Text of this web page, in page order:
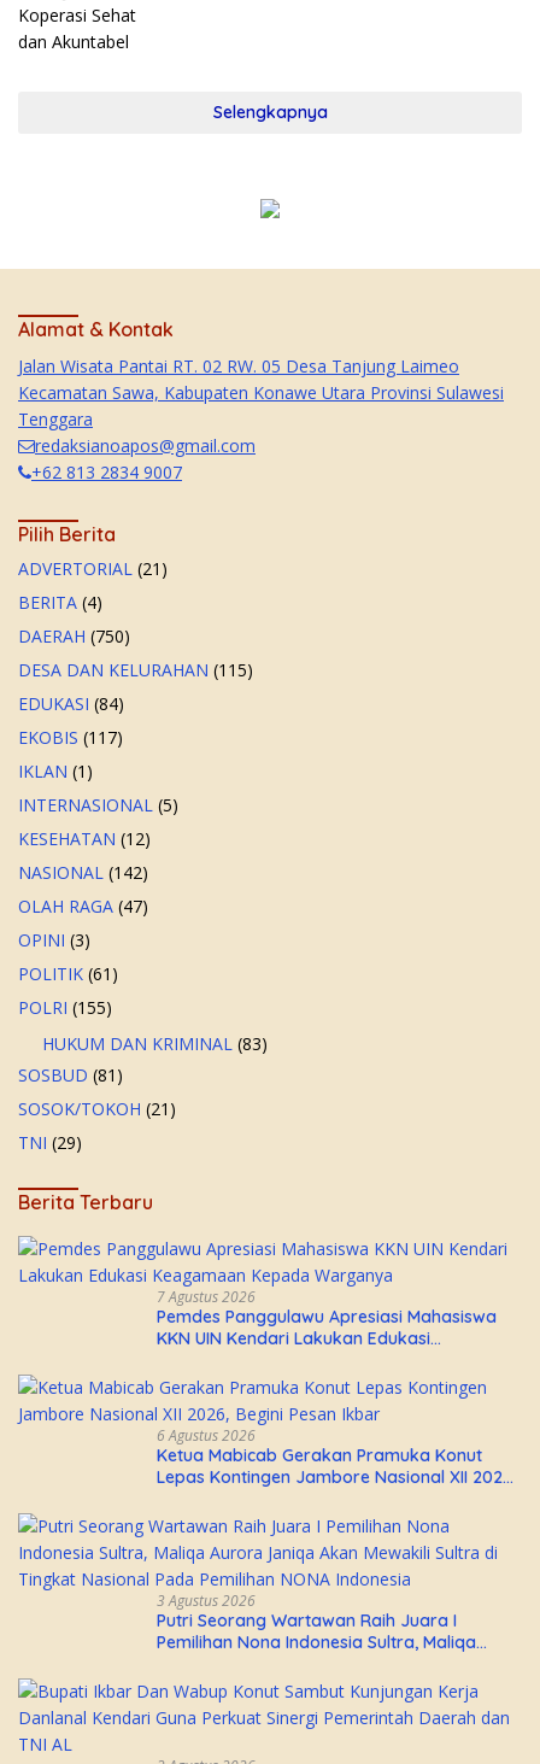
Selengkapnya
Alamat & Kontak
Jalan Wisata Pantai RT. 02 RW. 05 Desa Tanjung Laimeo
Kecamatan Sawa, Kabupaten Konawe Utara Provinsi Sulawesi
Tenggara
redaksianoapos@gmail.com
+62 813 2834 9007
Pilih Berita
ADVERTORIAL (21)
BERITA (4)
DAERAH (750)
DESA DAN KELURAHAN (115)
EDUKASI (84)
EKOBIS (117)
IKLAN (1)
INTERNASIONAL (5)
KESEHATAN (12)
NASIONAL (142)
OLAH RAGA (47)
OPINI (3)
POLITIK (61)
POLRI (155)
HUKUM DAN KRIMINAL (83)
SOSBUD (81)
SOSOK/TOKOH (21)
TNI (29)
Berita Terbaru
7 Agustus 2026
Pemdes Panggulawu Apresiasi Mahasiswa
KKN UIN Kendari Lakukan Edukasi
6 Agustus 2026
Ketua Mabicab Gerakan Pramuka Konut
Lepas Kontingen Jambore Nasional XII 2026,
3 Agustus 2026
Putri Seorang Wartawan ‎Raih Juara I
Pemilihan Nona Indonesia Sultra, Maliqa
Tingkat Nasional Pada Pemilihan NONA
Indonesia